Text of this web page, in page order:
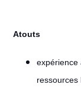
Atouts
expérience
ressources